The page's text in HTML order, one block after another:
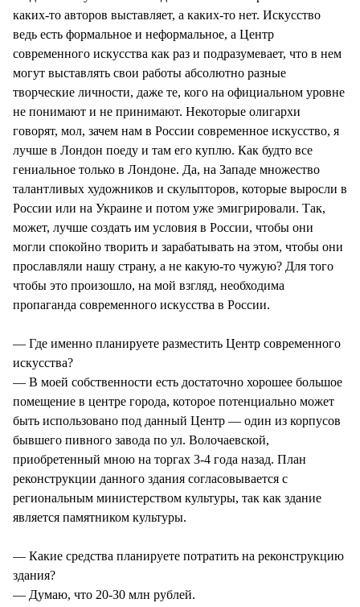
каких-то авторов выставляет, а каких-то нет. Искусство
ведь есть формальное и неформальное, а Центр
современного искусства как раз и подразумевает, что в нем
могут выставлять свои работы абсолютно разные
творческие личности, даже те, кого на официальном уровне
не понимают и не принимают. Некоторые олигархи
говорят, мол, зачем нам в России современное искусство, я
лучше в Лондон поеду и там его куплю. Как будто все
гениальное только в Лондоне. Да, на Западе множество
талантливых художников и скульпторов, которые выросли в
России или на Украине и потом уже эмигрировали. Так,
может, лучше создать им условия в России, чтобы они
могли спокойно творить и зарабатывать на этом, чтобы они
прославляли нашу страну, а не какую-то чужую? Для того
чтобы это произошло, на мой взгляд, необходима
пропаганда современного искусства в России.
— Где именно планируете разместить Центр современного
искусства?
— В моей собственности есть достаточно хорошее большое
помещение в центре города, которое потенциально может
быть использовано под данный Центр — один из корпусов
бывшего пивного завода по ул. Волочаевской,
приобретенный мною на торгах 3-4 года назад. План
реконструкции данного здания согласовывается с
региональным министерством культуры, так как здание
является памятником культуры.
— Какие средства планируете потратить на реконструкцию
здания?
— Думаю, что 20-30 млн рублей.